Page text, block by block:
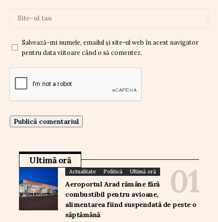
Salvează-mi numele, emailul și site-ul web în acest navigator
pentru data viitoare când o să comentez.
Ultimă oră
Actualitate Politică Ultimă oră
Aeroportul Arad rămâne fără
combustibil pentru avioane,
alimentarea fiind suspendată de peste o
săptămână